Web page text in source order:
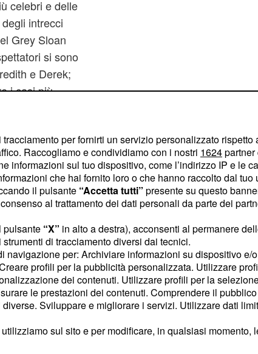
celebri e delle
intrecci
Grey Sloan
si sono
e Derek;
i casi più
per gestire
nel trattare i
di una serie
sembra non
dal 2004 al
stagioni sono
, un medico
capacità
diagnostica
ospedale del
possiamo
è stata una
ER, Medici in
per fornirti un servizio personalizzato rispetto
Raccogliamo e condividiamo con i nostri 1624
informazioni sul tuo dispositivo, come l’indirizzo IP e le
che hai fornito loro o che hanno raccolto dal
il pulsante “Accetta tutti” presente su questo
al trattamento dei dati personali da parte dei
pulsante “X” in alto a destra), acconsenti al permanere
di tracciamento diversi dai tecnici.
navigazione per: Archiviare informazioni su dispositivo e/
profili per la pubblicità personalizzata. Utilizzare
dei contenuti. Utilizzare profili per la
le prestazioni dei contenuti. Comprendere il
Sviluppare e migliorare i servizi. Utilizzare dati
sul sito e per modificare, in qualsiasi momento,